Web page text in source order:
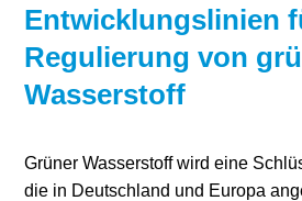
Entwicklungslinien
Regulierung von
Wasserstoff
Grüner Wasserstoff wird eine
die in Deutschland und Europa